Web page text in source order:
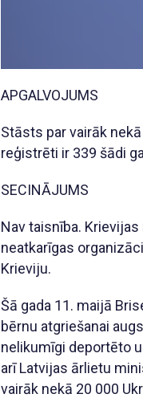
APGALVOJUMS
Stāsts par vairāk
reģistrēti ir 339 šādi
SECINĀJUMS
Nav taisnība.
neatkarīgas
Krieviju.
Šā gada 11. maijā
bērnu atgriešanai
nelikumīgi deportēto
arī Latvijas ārlietu
vairāk nekā 20 000